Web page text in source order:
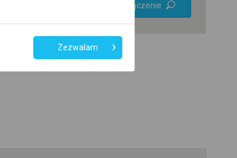
Znajdź połączenie
Zezwalam